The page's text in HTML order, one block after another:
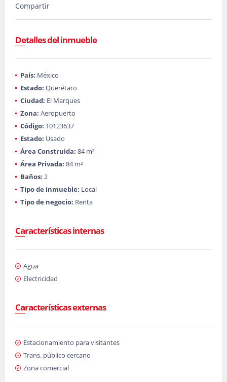
Compartir
Detalles del inmueble
País: México
Estado: Querétaro
Ciudad: El Marques
Zona: Aeropuerto
Código: 10123637
Estado: Usado
Área Construida: 84 m²
Área Privada: 84 m²
Baños: 2
Tipo de inmueble: Local
Tipo de negocio: Renta
Características internas
Agua
Electricidad
Características externas
Estacionamiento para visitantes
Trans. público cercano
Zona comercial